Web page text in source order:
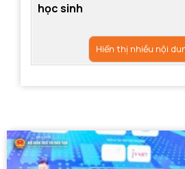
học sinh
Hiển thị nhiều nội